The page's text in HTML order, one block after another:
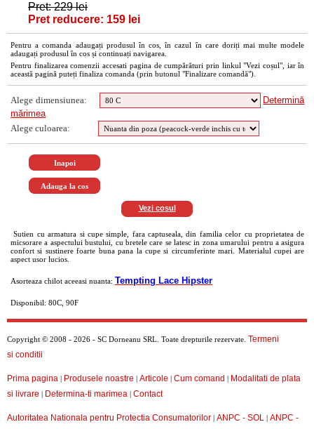
Pret: 229 lei
Pret reducere: 159 lei
Pentru a comanda adaugați produsul în cos, în cazul în care doriți mai multe modele
adaugați produsul în cos și continuați navigarea.
Pentru finalizarea comenzii accesati pagina de cumpărături prin linkul "Vezi coșul", iar în
această pagină puteți finaliza comanda (prin butonul "Finalizare comandă").
Alege dimensiunea:
Determină
mărimea
Alege culoarea:
Vezi cosul
Sutien cu armatura si cupe simple, fara captuseala, din familia celor cu proprietatea de
micsorare a aspectului bustului, cu bretele care se latesc in zona umarului pentru a asigura
confort si sustinere foarte buna pana la cupe si circumferinte mari. Materialul cupei are
aspect usor lucios.
Asorteaza chilot aceeasi nuanta: Tempting Lace Hipster
Disponibil: 80C, 90F
Copyright © 2008 - 2026 - SC Dorneanu SRL. Toate drepturile rezervate. Termeni
si conditii
Prima pagina | Produsele noastre | Articole | Cum comand | Modalitati de plata
si livrare | Determina-ti marimea | Contact
Autoritatea Nationala pentru Protectia Consumatorilor | ANPC - SOL | ANPC -